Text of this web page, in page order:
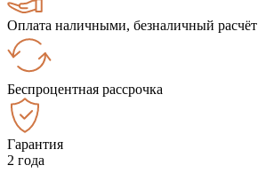
Оплата наличными, безналичный расчёт
Беспроцентная рассрочка
Гарантия
2 года